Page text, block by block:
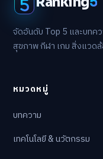
จัดอันดับ Top 5 และบทคว
สุขภาพ กีฬา เกม สิ่งแวด
หมวดหมู่
บทความ
เทคโนโลยี & นวัตกรรม